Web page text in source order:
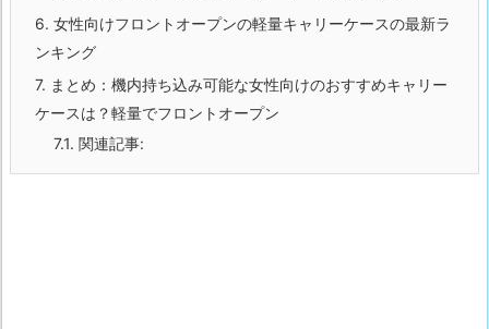
6. 女性向けフロントオープンの軽量キャリーケースの最新ラ
ンキング
7. まとめ：機内持ち込み可能な女性向けのおすすめキャリー
ケースは？軽量でフロントオープン
7.1. 関連記事: